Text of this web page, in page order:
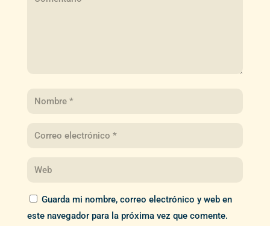
Guarda mi nombre, correo electrónico y web en
este navegador para la próxima vez que comente.